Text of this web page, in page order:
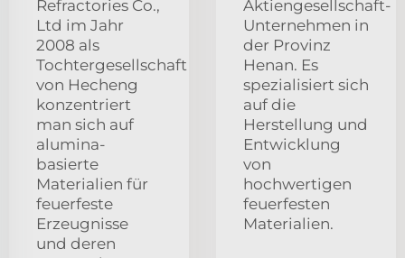
Refractories Co.,
Ltd im Jahr
2008 als
Tochtergesellschaft
von Hecheng
konzentriert
man sich auf
alumina-
basierte
Materialien für
feuerfeste
Erzeugnisse
und deren
Aktiengesellschaft-
Unternehmen in
der Provinz
Henan. Es
spezialisiert sich
auf die
Herstellung und
Entwicklung
von
hochwertigen
feuerfesten
Materialien.